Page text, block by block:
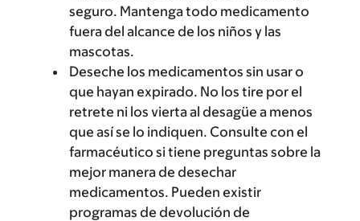
seguro. Mantenga todo medicamento
fuera del alcance de los niños y las
mascotas.
Deseche los medicamentos sin usar o
que hayan expirado. No los tire por el
retrete ni los vierta al desagüe a menos
que así se lo indiquen. Consulte con el
farmacéutico si tiene preguntas sobre la
mejor manera de desechar
medicamentos. Pueden existir
programas de devolución de